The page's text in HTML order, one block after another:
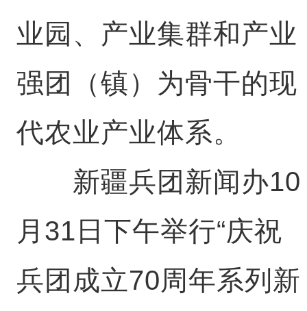
业园、产业集群和产业
强团（镇）为骨干的现
代农业产业体系。
新疆兵团新闻办10
月31日下午举行“庆祝
兵团成立70周年系列新